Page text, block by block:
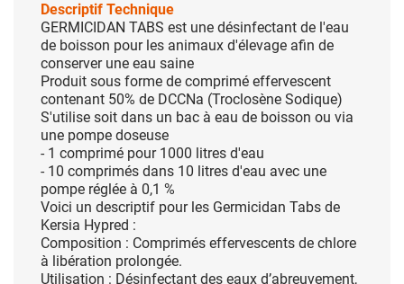
Descriptif Technique
GERMICIDAN TABS est une désinfectant de l'eau
de boisson pour les animaux d'élevage afin de
conserver une eau saine
Produit sous forme de comprimé effervescent
contenant 50% de DCCNa (Troclosène Sodique)
S'utilise soit dans un bac à eau de boisson ou via
une pompe doseuse
- 1 comprimé pour 1000 litres d'eau
- 10 comprimés dans 10 litres d'eau avec une
pompe réglée à 0,1 %
Voici un descriptif pour les Germicidan Tabs de
Kersia Hypred :
Composition : Comprimés effervescents de chlore
à libération prolongée.
Utilisation : Désinfectant des eaux d’abreuvement,